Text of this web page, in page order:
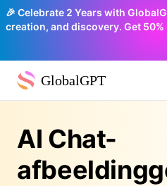
🎉 Celebrate 2 Years with
creation, and discovery. Get 50%
GlobalGPT
AI Chat-